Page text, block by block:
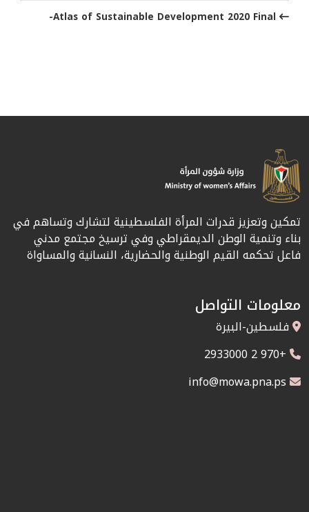
Atlas of Sustainable Development 2020 Final-
تمكين وتعزيز قدرات المرأة الفلسطينية لتشارك وتساهم في
بناء وتنمية الوطن الديمقراطي وفي ترسيخ مجتمع مدني
فاعل تحكمه القيم الوطنية والحضارية، النسانية والمساواة
معلومات التواصل
فلسطين-البيرة
+970 2 2933000
info@mowa.pna.ps